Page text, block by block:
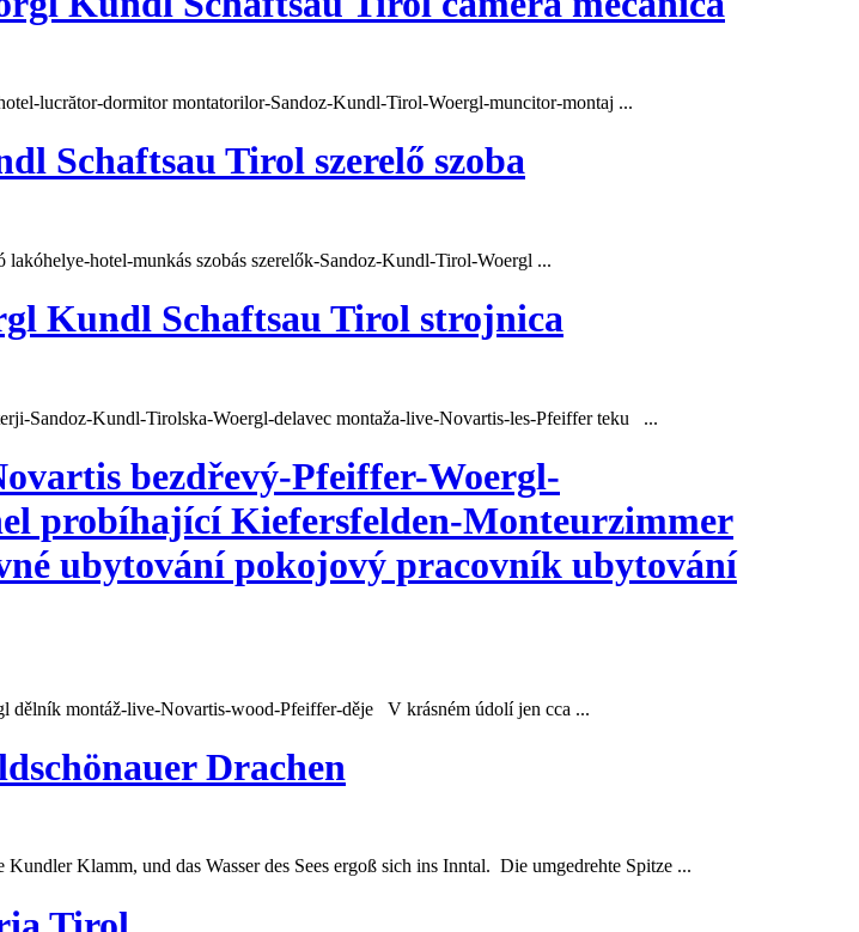
lucrător-dormitor montatorilor-Sandoz-Kundl-Tirol-Woergl-muncitor-montaj ...
Schaftsau Tirol szerelő szoba
hotel-munkás szobás szerelők-Sandoz-Kundl-Tirol-Woergl ...
Kundl Schaftsau Tirol strojnica
Sandoz-Kundl-Tirolska-Woergl-delavec montaža-live-Novartis-les-Pfeiffer teku ...
bezdřevý-Pfeiffer-Woergl-
probíhající Kiefersfelden-Monteurzimmer
ubytování pokojový pracovník ubytování
dělník montáž-live-Novartis-wood-Pfeiffer-děje V krásném údolí jen cca ...
Drachen
Kundler Klamm, und das Wasser des Sees ergoß sich ins Inntal. Die umgedrehte Spitze ...